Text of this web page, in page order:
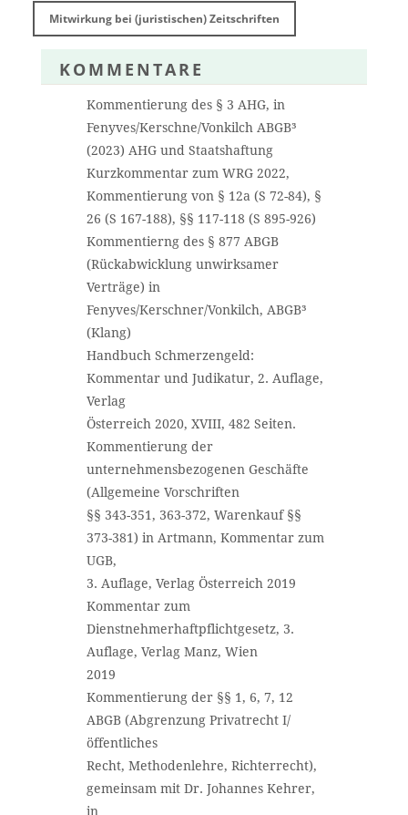
Mitwirkung bei (juristischen) Zeitschriften
KOMMENTARE
Kommentierung der §§ 1, 6, 7, 12
ABGB (Abgrenzung Privatrecht I/
öffentliches
Recht, Methodenlehre, Richterrecht),
gemeinsam mit Dr. Johannes Kehrer,
in
Kommentar zum
Dienstnehmerhaftpflichtgesetz, 3.
Auflage, Verlag Manz, Wien
2019
Kommentierung der
unternehmensbezogenen Geschäfte
(Allgemeine Vorschriften
§§ 343-351, 363-372, Warenkauf §§
373-381) in Artmann, Kommentar zum
UGB,
3. Auflage, Verlag Österreich 2019
Handbuch Schmerzengeld:
Kommentar und Judikatur, 2. Auflage,
Verlag
Österreich 2020, XVIII, 482 Seiten.
Kommentierng des § 877 ABGB
(Rückabwicklung unwirksamer
Verträge) in
Fenyves/Kerschner/Vonkilch, ABGB³
(Klang)
Kurzkommentar zum WRG 2022,
Kommentierung von § 12a (S 72-84), §
26 (S 167-188), §§ 117-118 (S 895-926)
Kommentierung des § 3 AHG, in
Fenyves/Kerschne/Vonkilch ABGB³
(2023) AHG und Staatshaftung